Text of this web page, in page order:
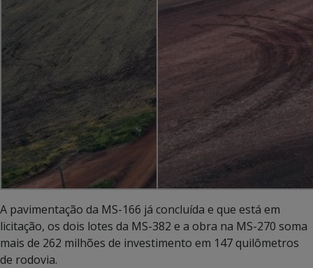
A pavimentação da MS-166 já concluída e que está em
licitação, os dois lotes da MS-382 e a obra na MS-270 soma
mais de 262 milhões de investimento em 147 quilômetros
de rodovia.